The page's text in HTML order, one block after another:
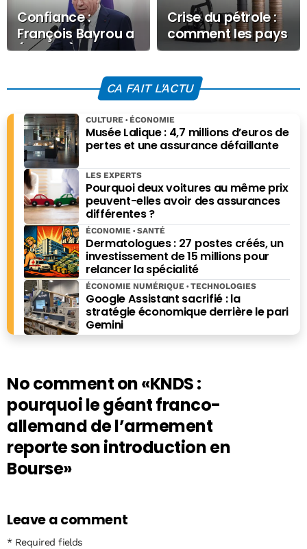
Confiance :
François Bayrou a
(encore) tenté de
Crise du pétrole :
comment les pays
tentent de
des prix ?
CA FAIT L'ACTU
Musée Lalique : 4,7 millions d’euros de
pertes et une assurance défaillante
CULTURE ÉCONOMIE
Pourquoi deux voitures au même prix
peuvent-elles avoir des assurances
différentes ?
LES EXPERTS
Dermatologues : 27 postes créés, un
investissement de 15 millions pour
relancer la spécialité
ÉCONOMIE SANTÉ
Google Assistant sacrifié : la
stratégie économique derrière le pari
Gemini
ÉCONOMIE NUMÉRIQUE TECHNOLOGIES
No comment on«KNDS :
pourquoi le géant franco-
allemand de l’armement
reporte son introduction en
Bourse»
Leave a comment
* Required fields